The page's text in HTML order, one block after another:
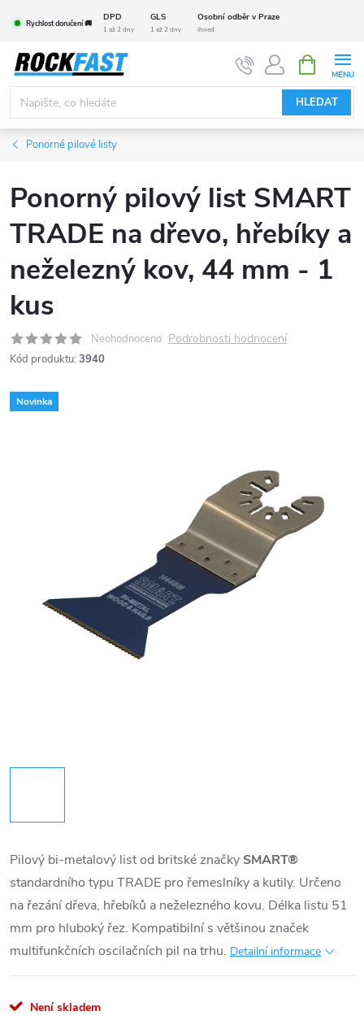
obsah
Rychlost doručení 🚚
DPD GLS Osobní odběr v Praze
1 až 2 dny 1 až 2 dny ihned
HLEDAT
NÁKUPNÍ
KOŠÍK
Ponorné pilové listy
Ponorný pilový list SMART
TRADE na dřevo, hřebíky a
neželezný kov, 44 mm - 1
kus
Neohodnoceno Podrobnosti hodnocení
Kód produktu: 3940
Novinka
Pilový bi-metalový list od britské značky SMART®
standardního typu TRADE pro řemeslníky a kutily. Určeno
na řezání dřeva, hřebíků a neželezného kovu. Délka listu 51
mm pro hluboký řez. Kompatibilní s většinou značek
multifunkčních oscilačních pil na trhu. Detailní informace
Není skladem